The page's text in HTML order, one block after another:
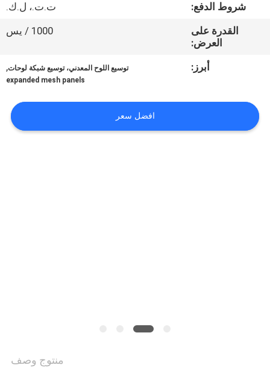
اتصل
اقتباس
خريطة
شروط الدفع:
ت.ت.، ل.ك.
القدرة على
العرض:
1000 / يس
أبرز: توسيع اللوح المعدني، توسيع شبكة لوحات,
expanded mesh panels
افضل سعر
منتوج وصف